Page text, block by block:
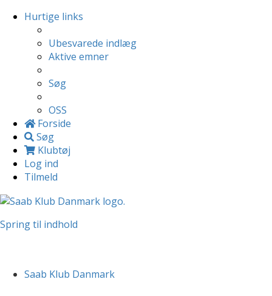
Hurtige links
Ubesvarede indlæg
Aktive emner
Søg
OSS
Forside
Søg
Klubtøj
Log ind
Tilmeld
Spring til indhold
Saab Klub Danmark